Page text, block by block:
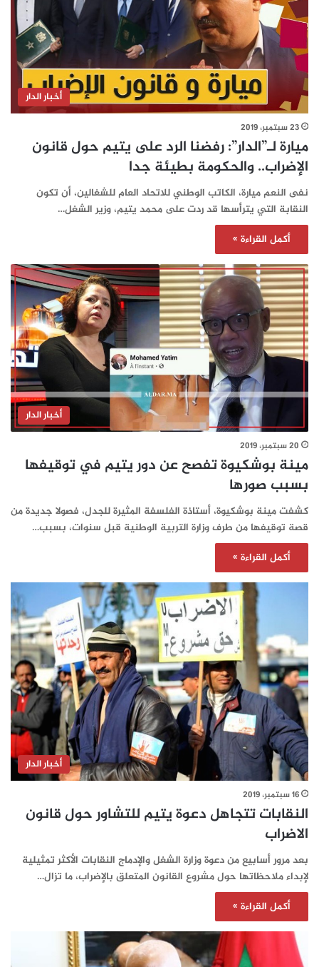
أخبار الدار
23 سبتمبر، 2019
ميارة لـ”الدار”: رفضنا الرد على يتيم حول قانون
الإضراب.. والحكومة بطيئة جدا
نفى النعم ميارة، الكاتب الوطني للاتحاد العام للشغالين، أن تكون
النقابة التي يترأسها قد ردت على محمد يتيم، وزير الشغل…
أكمل القراءة »
أخبار الدار
20 سبتمبر، 2019
مينة بوشكيوة تفصح عن دور يتيم في توقيفها
بسبب صورها
كشفت مينة بوشكيوة، أستاذة الفلسفة المثيرة للجدل، فصولا جديدة من
قصة توقيفها من طرف وزارة التربية الوطنية قبل سنوات، بسبب…
أكمل القراءة »
أخبار الدار
16 سبتمبر، 2019
النقابات تتجاهل دعوة يتيم للتشاور حول قانون
الاضراب
بعد مرور أسابيع من دعوة وزارة الشغل والإدماج النقابات الأكثر تمثيلية
لإبداء ملاحظاتها حول مشروع القانون المتعلق بالإضراب، ما تزال…
أكمل القراءة »